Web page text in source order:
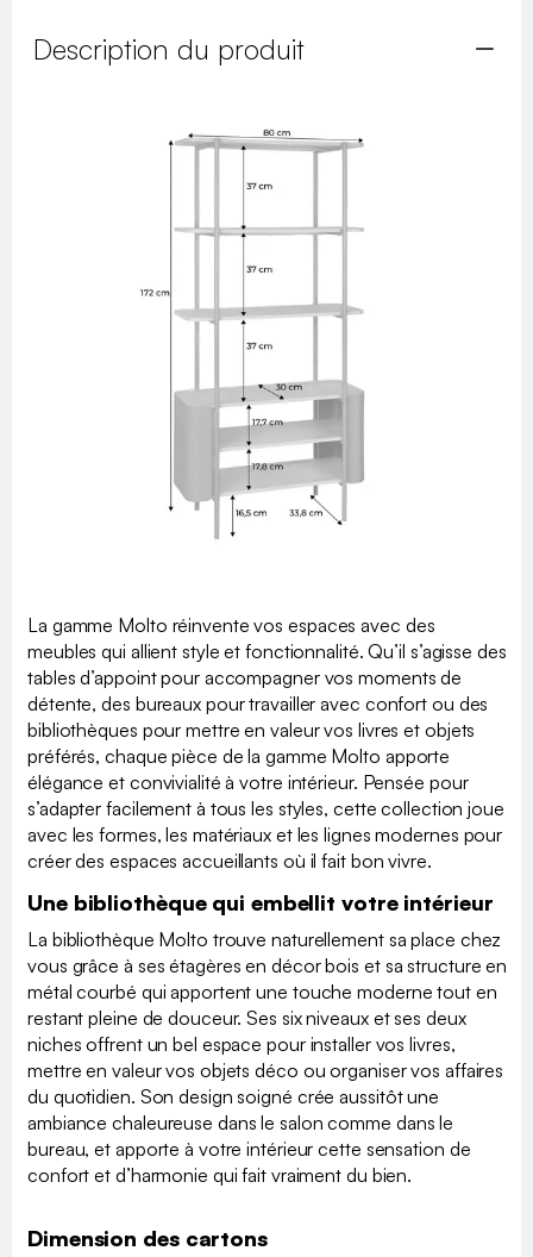
Description du produit
La gamme Molto réinvente vos espaces avec des
meubles qui allient style et fonctionnalité. Qu’il s’agisse des
tables d’appoint pour accompagner vos moments de
détente, des bureaux pour travailler avec confort ou des
bibliothèques pour mettre en valeur vos livres et objets
préférés, chaque pièce de la gamme Molto apporte
élégance et convivialité à votre intérieur. Pensée pour
s’adapter facilement à tous les styles, cette collection joue
avec les formes, les matériaux et les lignes modernes pour
créer des espaces accueillants où il fait bon vivre.
Une bibliothèque qui embellit votre intérieur
La bibliothèque Molto trouve naturellement sa place chez
vous grâce à ses étagères en décor bois et sa structure en
métal courbé qui apportent une touche moderne tout en
restant pleine de douceur. Ses six niveaux et ses deux
niches offrent un bel espace pour installer vos livres,
mettre en valeur vos objets déco ou organiser vos affaires
du quotidien. Son design soigné crée aussitôt une
ambiance chaleureuse dans le salon comme dans le
bureau, et apporte à votre intérieur cette sensation de
confort et d’harmonie qui fait vraiment du bien.
Dimension des cartons